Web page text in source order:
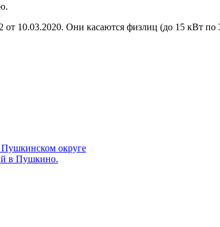
10.03.2020. Они касаются физлиц (до 15 кВт
Пушкинском округе
в Пушкино.